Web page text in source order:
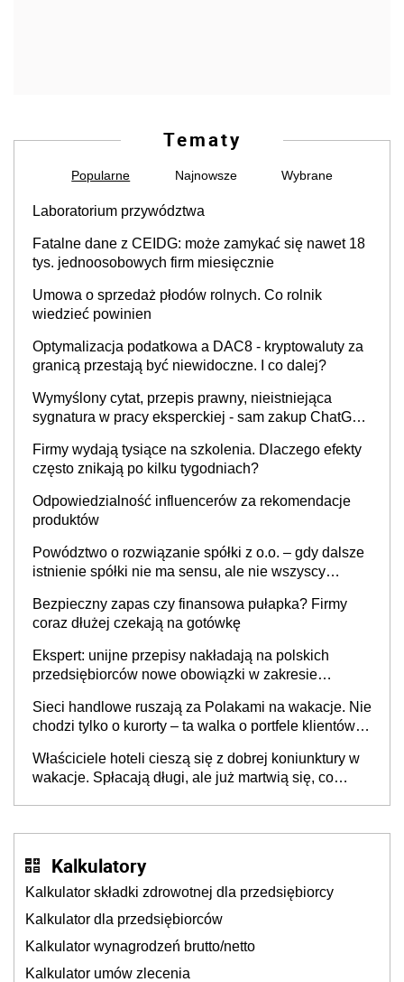
Tematy
Popularne Najnowsze Wybrane
Laboratorium przywództwa
Fatalne dane z CEIDG: może zamykać się nawet 18
tys. jednoosobowych firm miesięcznie
Umowa o sprzedaż płodów rolnych. Co rolnik
wiedzieć powinien
Optymalizacja podatkowa a DAC8 - kryptowaluty za
granicą przestają być niewidoczne. I co dalej?
Wymyślony cytat, przepis prawny, nieistniejąca
sygnatura w pracy eksperckiej - sam zakup ChatGPT
Firmy wydają tysiące na szkolenia. Dlaczego efekty
często znikają po kilku tygodniach?
Odpowiedzialność influencerów za rekomendacje
produktów
Powództwo o rozwiązanie spółki z o.o. – gdy dalsze
istnienie spółki nie ma sensu, ale nie wszyscy
Bezpieczny zapas czy finansowa pułapka? Firmy
coraz dłużej czekają na gotówkę
Ekspert: unijne przepisy nakładają na polskich
przedsiębiorców nowe obowiązki w zakresie
Sieci handlowe ruszają za Polakami na wakacje. Nie
chodzi tylko o kurorty – ta walka o portfele klientów
cichu
Właściciele hoteli cieszą się z dobrej koniunktury w
wakacje. Spłacają długi, ale już martwią się, co
Kalkulatory
Kalkulator składki zdrowotnej dla przedsiębiorcy
Kalkulator dla przedsiębiorców
Kalkulator wynagrodzeń brutto/netto
Kalkulator umów zlecenia